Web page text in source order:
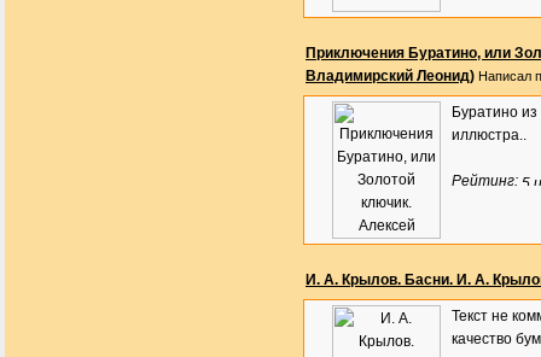
Приключения Буратино, или
Владимирский Леонид) Написал
Буратино
иллюстра..
Рейтинг:
И. А. Крылов. Басни. И. А.
Текст не
качество